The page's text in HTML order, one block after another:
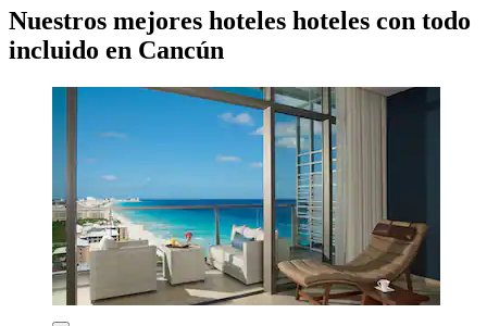
Nuestros mejores hoteles hoteles con todo
incluido en Cancún